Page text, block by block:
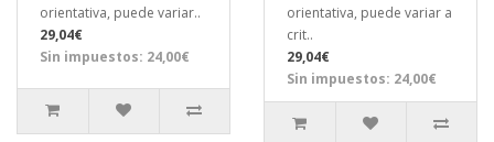
orientativa, puede variar..
29,04€
Sin impuestos: 24,00€
orientativa, puede variar a
crit..
29,04€
Sin impuestos: 24,00€